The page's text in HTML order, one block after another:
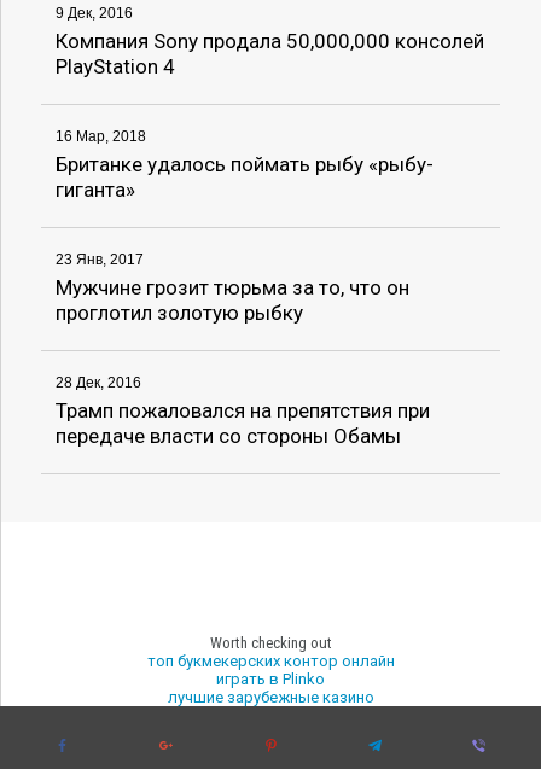
9 Дек, 2016
Компания Sony продала 50,000,000 консолей
PlayStation 4
16 Мар, 2018
Британке удалось поймать рыбу «рыбу-
гиганта»
23 Янв, 2017
Мужчине грозит тюрьма за то, что он
проглотил золотую рыбку
28 Дек, 2016
Трамп пожаловался на препятствия при
передаче власти со стороны Обамы
Worth checking out
топ букмекерских контор онлайн
играть в Plinko
лучшие зарубежные казино